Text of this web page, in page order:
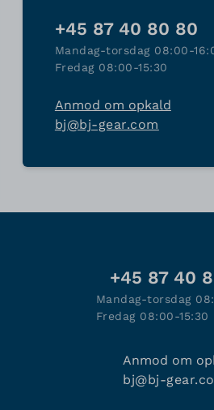
+45 87 40 80 80
Mandag-torsdag 08:00-
Fredag 08:00-15:30
Anmod om opkald
bj@bj-gear.com
+45 87 40
Mandag-torsdag
Fredag 08:00-15:30
Anmod om
bj@bj-